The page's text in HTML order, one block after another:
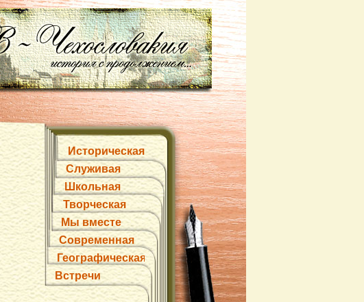
Историческая
Служивая
Школьная
Творческая
Мы вместе
Современная
Географическая
Встречи